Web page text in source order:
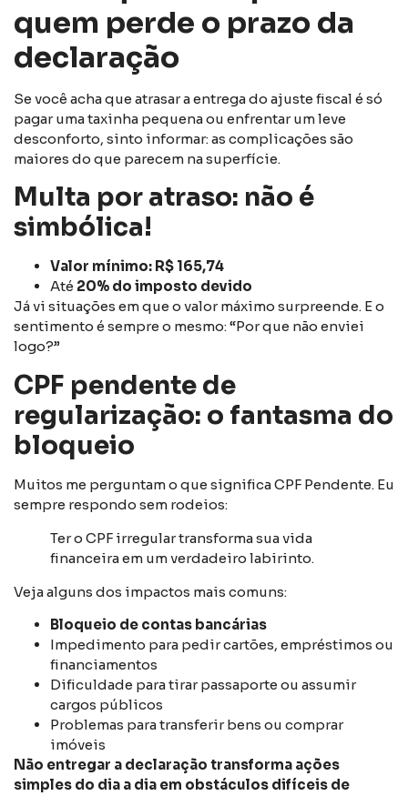
quem perde o prazo da
declaração
Se você acha que atrasar a entrega do ajuste fiscal é só
pagar uma taxinha pequena ou enfrentar um leve
desconforto, sinto informar: as complicações são
maiores do que parecem na superfície.
Multa por atraso: não é
simbólica!
Valor mínimo: R$ 165,74
Até 20% do imposto devido
Já vi situações em que o valor máximo surpreende. E o
sentimento é sempre o mesmo: “Por que não enviei
logo?”
CPF pendente de
regularização: o fantasma do
bloqueio
Muitos me perguntam o que significa CPF Pendente. Eu
sempre respondo sem rodeios:
Ter o CPF irregular transforma sua vida
financeira em um verdadeiro labirinto.
Veja alguns dos impactos mais comuns:
Bloqueio de contas bancárias
Impedimento para pedir cartões, empréstimos ou
financiamentos
Dificuldade para tirar passaporte ou assumir
cargos públicos
Problemas para transferir bens ou comprar
imóveis
Não entregar a declaração transforma ações
simples do dia a dia em obstáculos difíceis de